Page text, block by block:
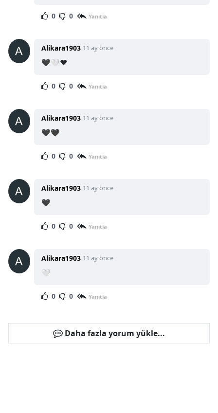
0 0 Yanıtla
Alikara1903 11 ay önce
🖤🤍♥️
0 0 Yanıtla
Alikara1903 11 ay önce
🖤🖤
0 0 Yanıtla
Alikara1903 11 ay önce
🖤
0 0 Yanıtla
Alikara1903 11 ay önce
🤍
0 0 Yanıtla
Daha fazla yorum yükle...